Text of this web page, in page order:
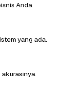
Anda.
yang ada.